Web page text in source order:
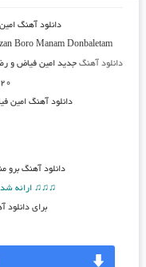
دانلود آهنگ
Boro Manam Donbaletam
دانلود آهنگجدید امین فیاض و رضا
۳۲۰ به
دانلود آهنگ امین
دانلود آهنگبرو
♫♫♫ ارائه
برای دانلود